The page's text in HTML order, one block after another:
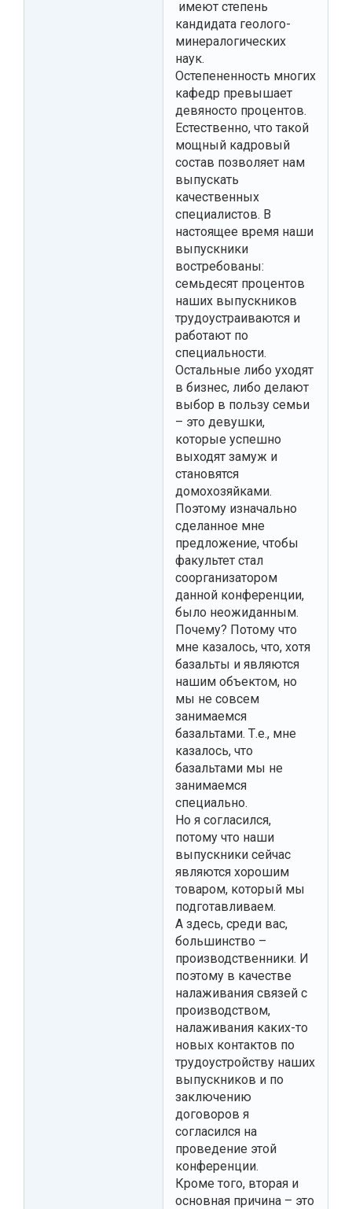
имеют степень
кандидата геолого-
минералогических
наук.
Остепененность многих
кафедр превышает
девяносто процентов.
Естественно, что такой
мощный кадровый
состав позволяет нам
выпускать
качественных
специалистов. В
настоящее время наши
выпускники
востребованы:
семьдесят процентов
наших выпускников
трудоустраиваются и
работают по
специальности.
Остальные либо уходят
в бизнес, либо делают
выбор в пользу семьи
– это девушки,
которые успешно
выходят замуж и
становятся
домохозяйками.
Поэтому изначально
сделанное мне
предложение, чтобы
факультет стал
соорганизатором
данной конференции,
было неожиданным.
Почему? Потому что
мне казалось, что, хотя
базальты и являются
нашим объектом, но
мы не совсем
занимаемся
базальтами. Т.е., мне
казалось, что
базальтами мы не
занимаемся
специально.
Но я согласился,
потому что наши
выпускники сейчас
являются хорошим
товаром, который мы
подготавливаем.
А здесь, среди вас,
большинство –
производственники. И
поэтому в качестве
налаживания связей с
производством,
налаживания каких-то
новых контактов по
трудоустройству наших
выпускников и по
заключению
договоров я
согласился на
проведение этой
конференции.
Кроме того, вторая и
основная причина – это